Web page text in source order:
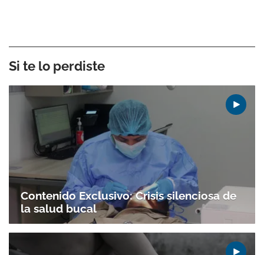
Si te lo perdiste
Contenido Exclusivo: Crisis silenciosa de
la salud bucal